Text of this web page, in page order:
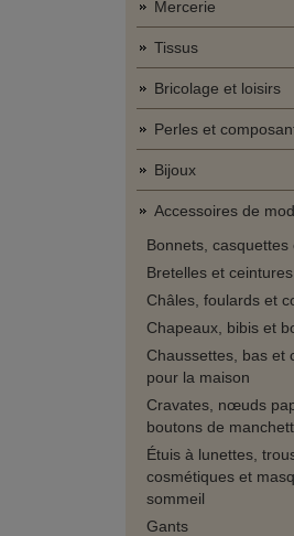
Mercerie
Tissus
Bricolage et loisirs
Perles et
Bijoux
Accessoires de
Bonnets,
Bretelles et ceintures
Châles, foulards et
Chapeaux, bibis et
Chaussettes, bas et
pour la maison
Cravates, nœuds
boutons de
Étuis à lunettes,
cosmétiques et
sommeil
Gants